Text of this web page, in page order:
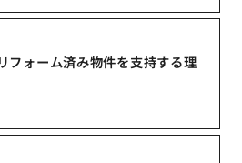
フォーム済み物件を支持する理